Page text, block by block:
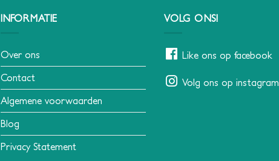
INFORMATIE
Over ons
Contact
Algemene voorwaarden
Blog
Privacy Statement
VOLG ONS!
Like ons op facebook
Volg ons op instagram